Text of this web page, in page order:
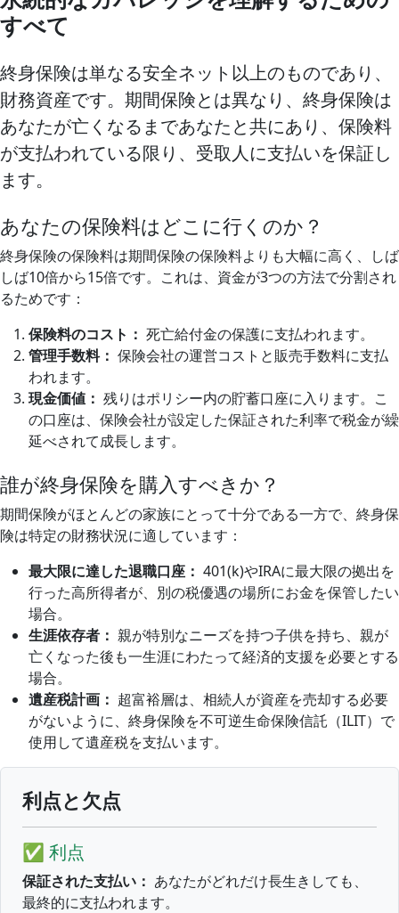
すべて
終身保険は単なる安全ネット以上のものであり、
財務資産です。期間保険とは異なり、終身保険は
あなたが亡くなるまであなたと共にあり、保険料
が支払われている限り、受取人に支払いを保証し
ます。
あなたの保険料はどこに行くのか？
終身保険の保険料は期間保険の保険料よりも大幅に高く、しば
しば10倍から15倍です。これは、資金が3つの方法で分割され
るためです：
保険料のコスト： 死亡給付金の保護に支払われます。
管理手数料： 保険会社の運営コストと販売手数料に支払
われます。
現金価値： 残りはポリシー内の貯蓄口座に入ります。こ
の口座は、保険会社が設定した保証された利率で税金が繰
延べされて成長します。
誰が終身保険を購入すべきか？
期間保険がほとんどの家族にとって十分である一方で、終身保
険は特定の財務状況に適しています：
最大限に達した退職口座： 401(k)やIRAに最大限の拠出を
行った高所得者が、別の税優遇の場所にお金を保管したい
場合。
生涯依存者： 親が特別なニーズを持つ子供を持ち、親が
亡くなった後も一生涯にわたって経済的支援を必要とする
場合。
遺産税計画： 超富裕層は、相続人が資産を売却する必要
がないように、終身保険を不可逆生命保険信託（ILIT）で
使用して遺産税を支払います。
利点と欠点
✅ 利点
保証された支払い： あなたがどれだけ長生きしても、
最終的に支払われます。